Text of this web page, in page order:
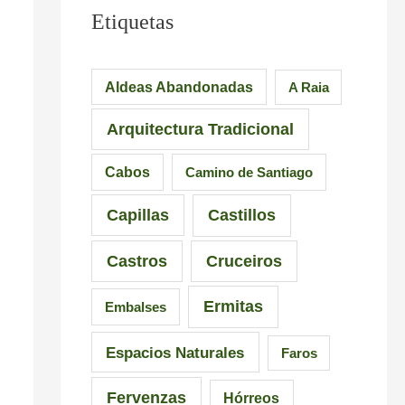
Etiquetas
Aldeas Abandonadas A Raia
Arquitectura Tradicional
Cabos Camino de Santiago
Capillas Castillos
Castros Cruceiros
Embalses Ermitas
Espacios Naturales Faros
Fervenzas Hórreos
e
i
o
–
P
r
i
a
e
i
n
a
n
t
s
d
G
n
e
d
e
l
I
n
q
u